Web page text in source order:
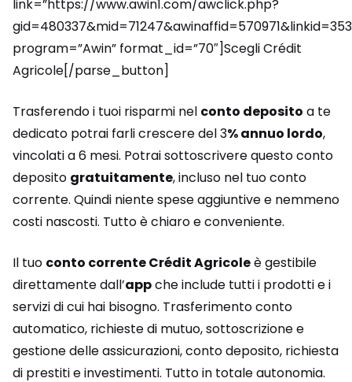
link=”https://www.awin1.com/awclick.php?
program=”Awin” format_id=”70″]Scegli Crédit
Agricole[/parse_button]
Trasferendo i tuoi risparmi nel conto deposito a te
dedicato potrai farli crescere del 3% annuo lordo,
vincolati a 6 mesi. Potrai sottoscrivere questo conto
deposito gratuitamente, incluso nel tuo conto
corrente. Quindi niente spese aggiuntive e nemmeno
costi nascosti. Tutto è chiaro e conveniente.
Il tuo conto corrente Crédit Agricoleè gestibile
direttamente dall’appche include tutti i prodotti e i
servizi di cui hai bisogno. Trasferimento conto
automatico, richieste di mutuo, sottoscrizione e
gestione delle assicurazioni, conto deposito, richiesta
di prestiti e investimenti. Tutto in totale autonomia.